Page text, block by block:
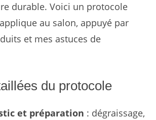
durable. Voici un protocole
au salon, appuyé par
et mes astuces de
du protocole
et préparation : dégraissage,